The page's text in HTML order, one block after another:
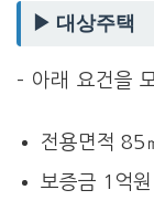
▶ 대상주택
– 아래 요건을
전용면적 85
보증금 1억